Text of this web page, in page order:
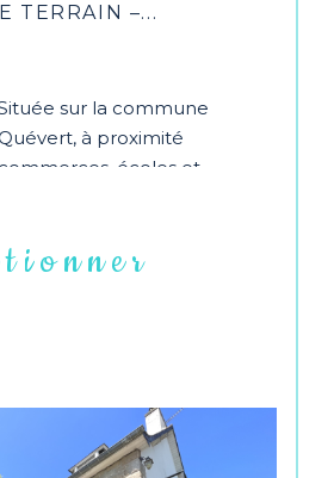
TERRAIN –...
sur la commune
à proximité
écoles et